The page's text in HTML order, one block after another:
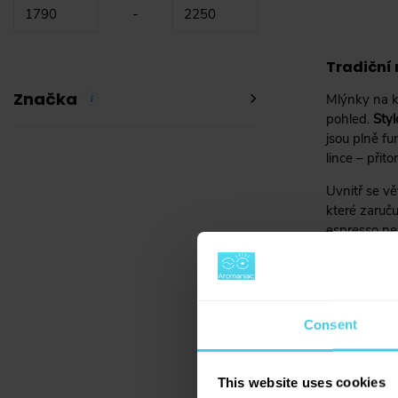
Consent
This website uses cookies
-
Značka
Tradiční
Mlýnky na
pohled.
jsou plně
lince –
Uvnitř se
které
espresso
kávu na
se dobře
nebo